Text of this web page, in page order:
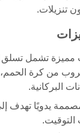
تنزيلات.
مميزة تشمل تسلق
من كرة الحمم،
البركانية.
يدويًا تهدف
التوقيت.